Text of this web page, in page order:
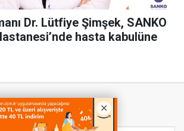
Dr. Lütfiye Şimşek, SANKO
hasta kabulüne
KAT